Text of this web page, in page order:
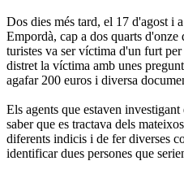
Dos dies més tard, el 17 d'agost i
Empordà, cap a dos quarts
turistes va ser víctima d'un furt
distret la víctima amb unes
agafar 200 euros i diversa
Els agents que estaven
saber que es tractava dels
diferents indicis i de fer diverses
identificar dues persones que